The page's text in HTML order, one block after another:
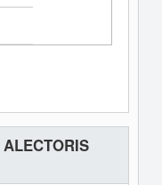
ALECTORIS